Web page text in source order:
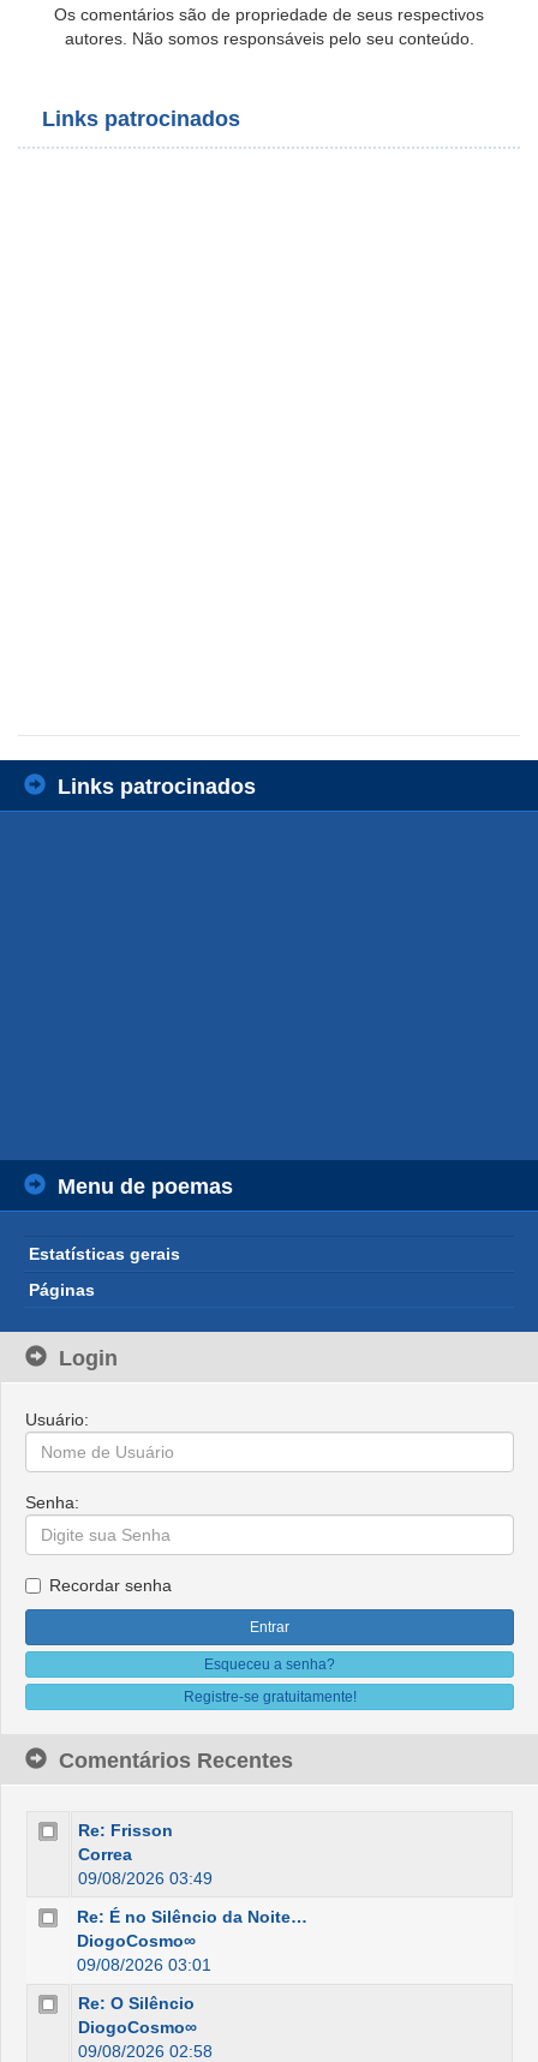
Os comentários são de propriedade de seus respectivos
autores. Não somos responsáveis pelo seu conteúdo.
Links patrocinados
Links patrocinados
Menu de poemas
Estatísticas gerais
Páginas
Login
Usuário:
Senha:
Recordar senha
Esqueceu a senha?
Registre-se gratuitamente!
Comentários Recentes
Re: Frisson
Correa
09/08/2026 03:49
Re: É no Silêncio da Noite…
DiogoCosmo∞
09/08/2026 03:01
Re: O Silêncio
DiogoCosmo∞
09/08/2026 02:58